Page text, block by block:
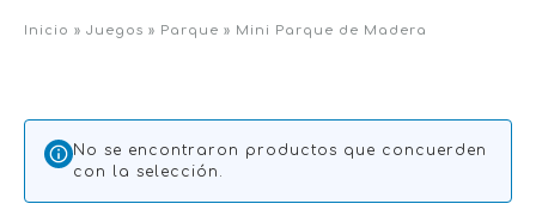
Inicio » Juegos » Parque » Mini Parque de Madera
No se encontraron productos que concuerden
con la selección.